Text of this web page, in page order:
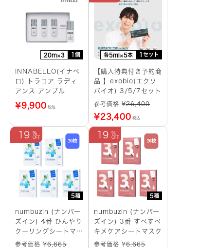
20m×3 1個
INNABELLO(イナベ
ロ) トラコア ラディ
アンス アンプル
¥9,900 税込
各5ml×5本 1セット
【購入特典付き予約商
品 】exobio(エクソ
バイオ) 3/5/7セット
参考価格 ¥26,400
¥23,400 税込
5箱
19
numbuzin (ナンバー
ズイン) 4番 ひんやり
クーリングシートマス
ク
参考価格 ¥6,665
5箱
19
numbuzin (ナンバー
ズイン) 3番 すべすべ
キメケアシートマスク
参考価格 ¥6,665